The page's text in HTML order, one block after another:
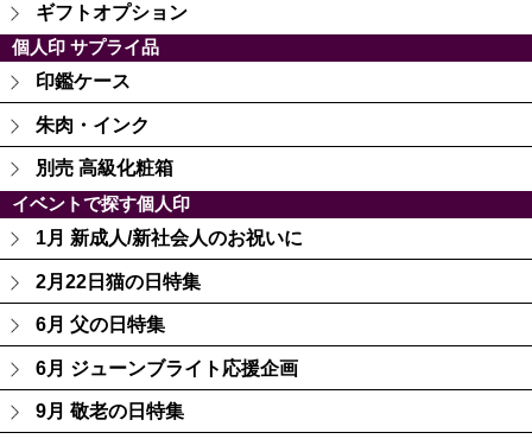
ギフトオプション
個人印 サプライ品
印鑑ケース
朱肉・インク
別売 高級化粧箱
イベントで探す個人印
1月 新成人/新社会人のお祝いに
2月22日猫の日特集
6月 父の日特集
6月 ジューンブライト応援企画
9月 敬老の日特集